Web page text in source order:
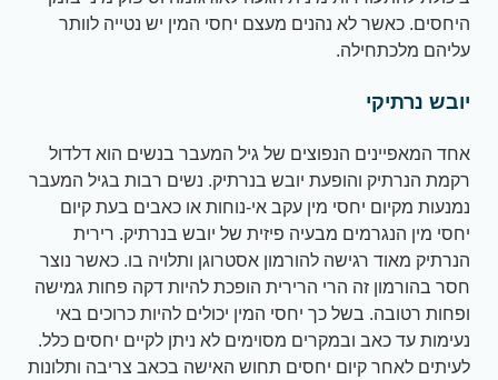
היחסים. כאשר לא נהנים מעצם יחסי המין יש נטייה לוותר
עליהם מלכתחילה.
יובש נרתיקי
אחד המאפיינים הנפוצים של גיל המעבר בנשים הוא דלדול
רקמת הנרתיק והופעת יובש בנרתיק. נשים רבות בגיל המעבר
נמנעות מקיום יחסי מין עקב אי-נוחות או כאבים בעת קיום
יחסי מין הנגרמים מבעיה פיזית של יובש בנרתיק. רירית
הנרתיק מאוד רגישה להורמון אסטרוגן ותלויה בו. כאשר נוצר
חסר בהורמון זה הרי הרירית הופכת להיות דקה פחות גמישה
ופחות רטובה. בשל כך יחסי המין יכולים להיות כרוכים באי
נעימות עד כאב ובמקרים מסוימים לא ניתן לקיים יחסים כלל.
לעיתים לאחר קיום יחסים תחוש האישה בכאב צריבה ותלונות